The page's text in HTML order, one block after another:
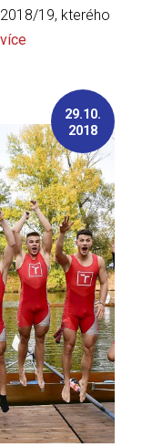
19, kterého
více
29.10.
2018